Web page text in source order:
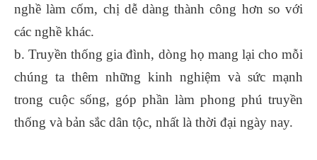
nghề làm cốm, chị dễ dàng thành công hơn so với
các nghề khác.
b. Truyền thống gia đình, dòng họ mang lại cho mỗi
chúng ta thêm những kinh nghiệm và sức mạnh
trong cuộc sống, góp phần làm phong phú truyền
thống và bản sắc dân tộc, nhất là thời đại ngày nay.